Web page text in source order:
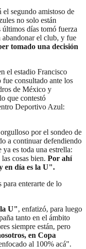
el segundo amistoso de
no solo están
últimos días tomó fuerza
abandonar el club, y fue
tomado una decisión
el estadio Francisco
fue consultado ante los
de México y
que contestó
Deportivo Azul:
por el sondeo de
a continuar defendiendo
es toda una estrella:
cosas bien. Por ahí
en día es la U".
para enterarte de lo
U", enfatizó, para luego
tanto en el ámbito
siempre están, pero
en Copa
al 100% acá".